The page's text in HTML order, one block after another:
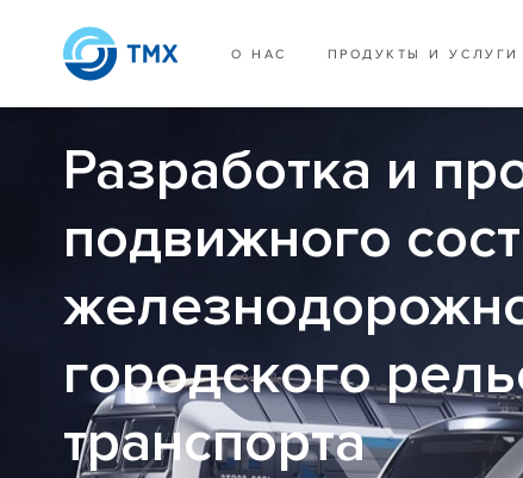
О НАС ПРОДУКТЫ И УСЛУГИ
Разработка и
подвижного
городского
транспорта